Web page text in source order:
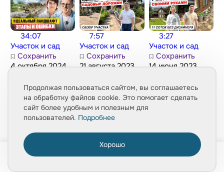
34:07
Участок и сад
Сохранить
4 октября 2024
Тур по саду с
ручьем.
Ландшафтный
дизайн участка:
ошибки
7:57
Участок и сад
Сохранить
21 августа 2023
Обзор участка.
Садовые
дорожки из
брусчатки. Обзор
по саду
3:27
Участок и сад
Сохранить
14 июня 2023
Обзор участка.
Как
сотках. Хаус тур
ландшафта
Продолжая пользоваться сайтом, вы соглашаетесь
на обработку файлов cookie. Это помогает сделать
сайт более удобным и полезным для
пользователей. Подробнее
Хорошо